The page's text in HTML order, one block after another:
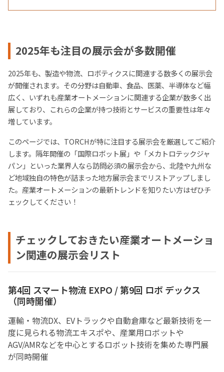
2025年も注目の展示会が多数開催
2025年も、製造や物流、ロボティクスに関連する数多くの展示会
が開催されます。その分野は自動車、食品、医薬、半導体など幅
広く、いずれも産業オートメーションに関連する企業が数多く出
展しており、これらの企業が持つ技術とサービスの重要性は年々
増しています。
このページでは、TORCHが特に注目する展示会を厳選してご紹介
します。隔年開催の「国際ロボット展」や「メカトロテックジャ
パン」といった業界人なら訪問必須の展示会から、北陸や九州な
ど地域独自の特色が詰まった地方展示会までリストアップしまし
た。産業オートメーションの最新トレンドを知りたい方はぜひチ
ェックしてください！
チェックしておきたい産業オートメーショ
ン関連の展示会リスト
第4回 スマート物流 EXPO / 第9回 ロボ デックス
（同時開催）
運輸・物流DX、EVトラックや自動倉庫など最新技術を一
度に見られる物流エキスポや、産業用ロボットや
AGV/AMRなどを中心とするロボット技術を集めた専門展
が同時開催